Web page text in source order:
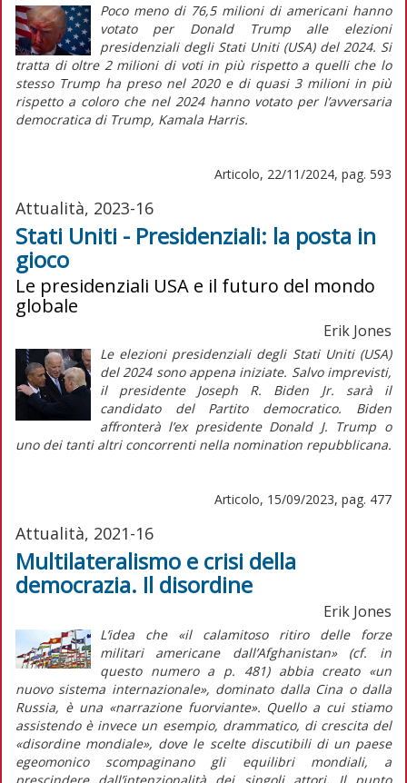
Poco meno di 76,5 milioni di americani hanno
votato per Donald Trump alle elezioni
presidenziali degli Stati Uniti (USA) del 2024. Si
tratta di oltre 2 milioni di voti in più rispetto a quelli che lo
stesso Trump ha preso nel 2020 e di quasi 3 milioni in più
rispetto a coloro che nel 2024 hanno votato per l’avversaria
democratica di Trump, Kamala Harris.
Articolo, 22/11/2024, pag. 593
Attualità, 2023-16
Stati Uniti - Presidenziali: la posta in
gioco
Le presidenziali USA e il futuro del mondo
globale
Erik Jones
Le elezioni presidenziali degli Stati Uniti (USA)
del 2024 sono appena iniziate. Salvo imprevisti,
il presidente Joseph R. Biden Jr. sarà il
candidato del Partito democratico. Biden
affronterà l’ex presidente Donald J. Trump o
uno dei tanti altri concorrenti nella nomination repubblicana.
Articolo, 15/09/2023, pag. 477
Attualità, 2021-16
Multilateralismo e crisi della
democrazia. Il disordine
Erik Jones
L’idea che «il calamitoso ritiro delle forze
militari americane dall’Afghanistan» (cf. in
questo numeroa p. 481) abbia creato «un
nuovo sistema internazionale», dominato dalla Cina o dalla
Russia, è una «narrazione fuorviante». Quello a cui stiamo
assistendo è invece un esempio, drammatico, di crescita del
«disordine mondiale», dove le scelte discutibili di un paese
egeomonico scompaginano gli equilibri mondiali, a